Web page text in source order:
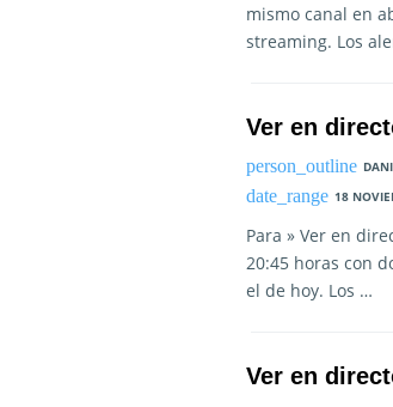
mismo canal en
streaming. Los
Ver en
18
Para » Ver en
20:45 horas con
el de hoy. Los …
Ver en